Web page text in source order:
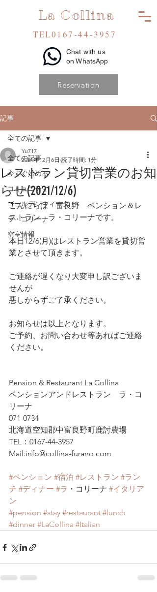
TEL0167-44-3957
La Collina
Reservation
Chat with us
on WhatsApp
記事
全ての記事
今すぐ始める
コミュニティ
ゴールデンウィーク
ラ・コリーナ
空室情報
全ての記事
レストラン貸切営業のお知
らせ(2021/12/6)
Yu717
2021年12月6日 読了時間: 1分
こんにちは　富良野　ペンション＆レ
ストラン　ラ・コリーナです。
本日12/6(月)はレストラン営業を貸切営
業とさせて頂きます。
ご連絡が遅くなり大変申し訳ございま
せんが
悪しからずご了承ください。
お知らせは以上となります。
ご予約、お問い合わせ等あればご連絡
ください。
Pension & Restaurant La Collina
ペンションアンドレストラン　ラ・コ
リーナ
071-0734
北海道空知郡中富良野町鹿討農場
TEL：0167-44-3957
Mail:info@collina-furano.com
#ペンション #宿泊 #レストラン #ラン
チ #ディナー #ラ ・コリーナ #イタリア
ン
#pension #stay #restaurant #lunch
#dinner #LaCollina #Italian